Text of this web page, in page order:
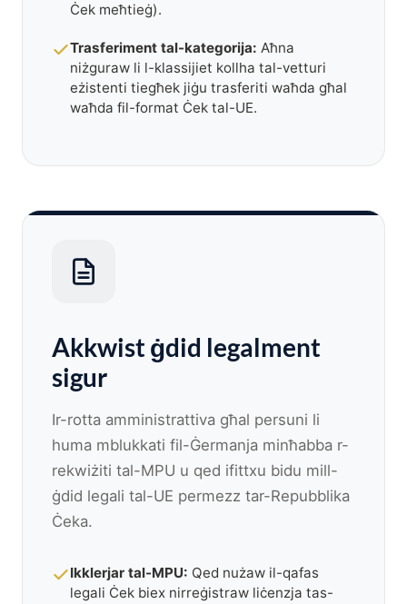
Ċek meħtieġ).
Trasferiment tal-kategorija: Aħna
niżguraw li l-klassijiet kollha tal-vetturi
eżistenti tiegħek jiġu trasferiti waħda għal
waħda fil-format Ċek tal-UE.
Akkwist ġdid legalment
sigur
Ir-rotta amministrattiva għal persuni li
huma mblukkati fil-Ġermanja minħabba r-
rekwiżiti tal-MPU u qed ifittxu bidu mill-
ġdid legali tal-UE permezz tar-Repubblika
Ċeka.
Ikklerjar tal-MPU: Qed nużaw il-qafas
legali Ċek biex nirreġistraw liċenzja tas-